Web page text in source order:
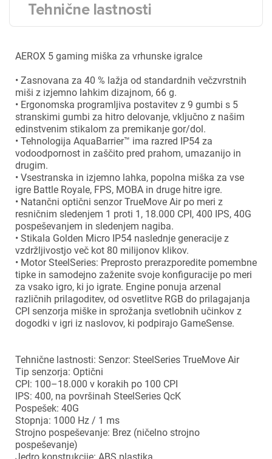
Tehnične lastnosti
AEROX 5 gaming miška za vrhunske igralce
• Zasnovana za 40 % lažja od standardnih večzvrstnih
miši z izjemno lahkim dizajnom, 66 g.
• Ergonomska programljiva postavitev z 9 gumbi s 5
stranskimi gumbi za hitro delovanje, vključno z našim
edinstvenim stikalom za premikanje gor/dol.
• Tehnologija AquaBarrier™ ima razred IP54 za
vodoodpornost in zaščito pred prahom, umazanijo in
drugim.
• Vsestranska in izjemno lahka, popolna miška za vse
igre Battle Royale, FPS, MOBA in druge hitre igre.
• Natančni optični senzor TrueMove Air po meri z
resničnim sledenjem 1 proti 1, 18.000 CPI, 400 IPS, 40G
pospeševanjem in sledenjem nagiba.
• Stikala Golden Micro IP54 naslednje generacije z
vzdržljivostjo več kot 80 milijonov klikov.
• Motor SteelSeries: Preprosto prerazporedite pomembne
tipke in samodejno zaženite svoje konfiguracije po meri
za vsako igro, ki jo igrate. Engine ponuja arzenal
različnih prilagoditev, od osvetlitve RGB do prilagajanja
CPI senzorja miške in sprožanja svetlobnih učinkov z
dogodki v igri iz naslovov, ki podpirajo GameSense.
Tehnične lastnosti: Senzor: SteelSeries TrueMove Air
Tip senzorja: Optični
CPI: 100–18.000 v korakih po 100 CPI
IPS: 400, na površinah SteelSeries QcK
Pospešek: 40G
Stopnja: 1000 Hz / 1 ms
Strojno pospeševanje: Brez (ničelno strojno
pospeševanje)